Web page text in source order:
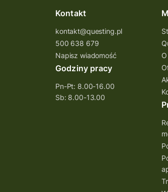
Kontakt
kontakt@questing.pl
500 638 679
Napisz wiadomość
Godziny pracy
Pn-Pt: 8.00-16.00
Sb: 8.00-13.00